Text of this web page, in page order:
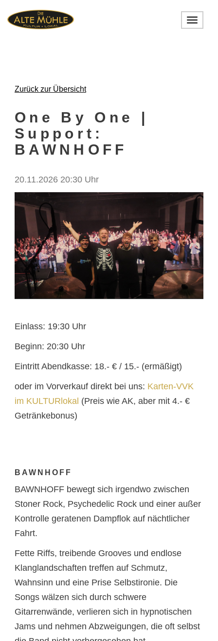
Toggle
Zurück zur Übersicht
One By One |
Support:
BAWNHOFF
20.11.2026 20:30 Uhr
Einlass: 19:30 Uhr
Beginn: 20:30 Uhr
Eintritt Abendkasse: 18.- € / 15.- (ermäßigt)
oder im Vorverkauf direkt bei uns: Karten-VVK
im KULTURlokal (Preis wie AK, aber mit 4.- €
Getränkebonus)
BAWNHOFF
BAWNHOFF bewegt sich irgendwo zwischen
Stoner Rock, Psychedelic Rock und einer außer
Kontrolle geratenen Dampflok auf nächtlicher
Fahrt.
Fette Riffs, treibende Grooves und endlose
Klanglandschaften treffen auf Schmutz,
Wahnsinn und eine Prise Selbstironie. Die
Songs wälzen sich durch schwere
Gitarrenwände, verlieren sich in hypnotischen
Jams und nehmen Abzweigungen, die oft selbst